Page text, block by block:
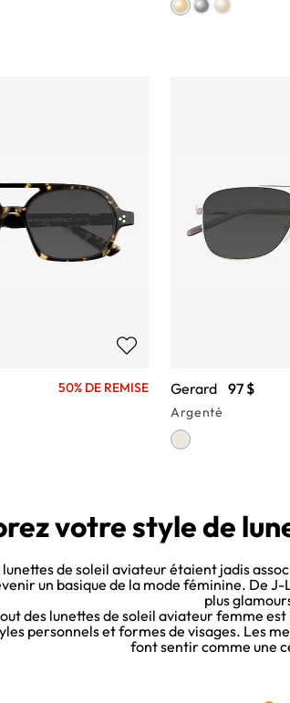
50% DE REMISE
Gerard 97 $
Argenté
votre style de
lunettes de soleil aviateur étaient jadis
un basique de la mode féminine. De J-
plus
des lunettes de soleil aviateur femme
personnels et formes de visages. Les
font sentir comme une